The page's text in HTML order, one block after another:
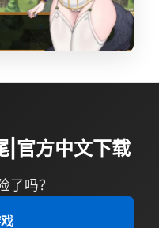
|官方中文下载
了吗？